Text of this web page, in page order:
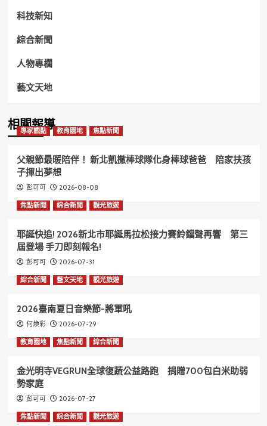
科技新知
綜合新聞
人物專欄
藝文天地
相關報導
專家觀點 教育園地 焦點新聞
父親節最暖陪伴！ 新北凱撒棒球隊化身棒球爸爸 陪家扶孩
子揮出夢想
彭可可 2026-08-08
焦點新聞 綜合新聞 觀光旅遊
耶誕快追! 2026新北市耶誕馬拉松接力賽鈴鐺聲再響 第三
屆登場 手刀即刻報名!
彭可可 2026-07-31
綜合新聞 藝文天地 觀光旅遊
2026臺南夏日音樂節-將軍吼
何煥彩 2026-07-29
教育園地 焦點新聞 綜合新聞
金光明寺VEGRUN全球復蔬公益路跑 捐贈700包白米助弱
勢家庭
彭可可 2026-07-27
焦點新聞 綜合新聞 觀光旅遊